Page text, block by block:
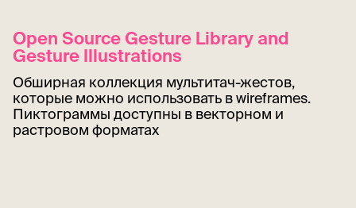
Open Source Gesture Library and
Gesture Illustrations
Обширная коллекция мультитач-жестов,
которые можно использовать в wireframes.
Пиктограммы доступны в векторном и
растровом форматах